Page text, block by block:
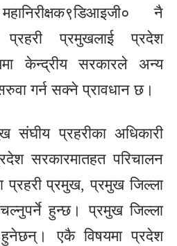
नै
प्रमुखलाई प्रदेश
केन्द्रीय सरकारले अन्य
गर्न सक्ने प्रावधान छ।
संघीय प्रहरीका अधिकारी
सरकारमातहत परिचालन
प्रमुख, प्रमुख जिल्ला
हुन्छ। प्रमुख जिल्ला
हुनेछन्। एकै विषयमा प्रदेश